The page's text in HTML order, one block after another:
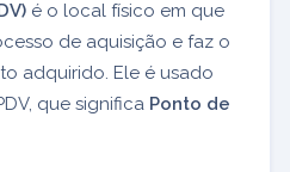
é o local físico em que
de aquisição e faz o
adquirido. Ele é usado
que significa Ponto de